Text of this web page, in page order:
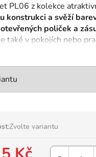
PL06 z kolekce
konstrukci a svěží
poliček a
také v pokojích nebo
Zvolte variantu